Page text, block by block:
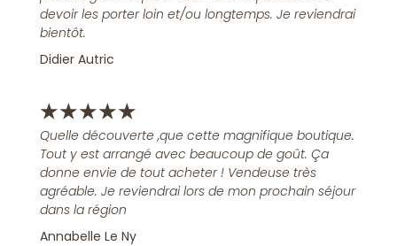
devoir les porter loin et/ou longtemps. Je reviendrai
bientôt.
Didier Autric
★★★★★
Quelle découverte ,que cette magnifique boutique.
Tout y est arrangé avec beaucoup de goût. Ça
donne envie de tout acheter ! Vendeuse très
agréable. Je reviendrai lors de mon prochain séjour
dans la région
Annabelle Le Ny